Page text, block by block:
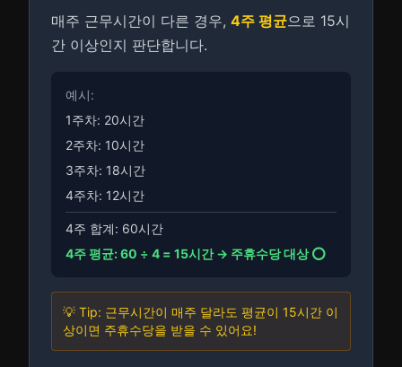
매주 근무시간이 다른 경우, 4주 평균으로 15시
간 이상인지 판단합니다.
예시:
1주차: 20시간
2주차: 10시간
3주차: 18시간
4주차: 12시간
4주 합계: 60시간
4주 평균: 60 ÷ 4 = 15시간 → 주휴수당 대상 ⭕
💡 Tip: 근무시간이 매주 달라도 평균이 15시간 이
상이면 주휴수당을 받을 수 있어요!